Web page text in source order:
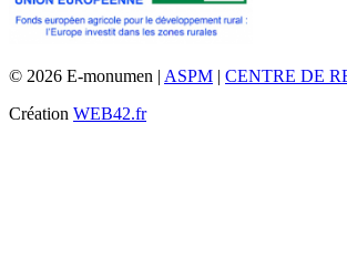
© 2026 E-monumen | ASPM
CENTRE DE
Création WEB42.fr